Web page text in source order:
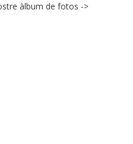
àlbum de fotos ->